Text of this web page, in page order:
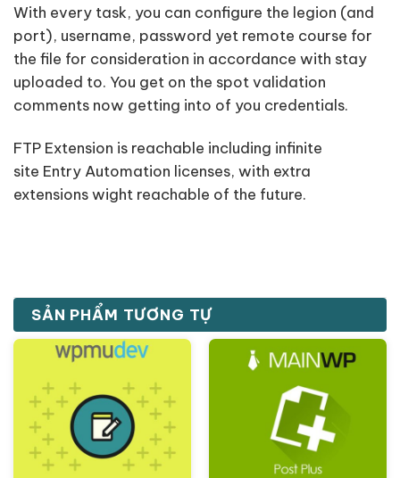
With every task, you can configure the legion (and
port), username, password yet remote course for
the file for consideration in accordance with stay
uploaded to. You get on the spot validation
comments now getting into of you credentials.
FTP Extension is reachable including infinite
site Entry Automation licenses, with extra
extensions wight reachable of the future.
SẢN PHẨM TƯƠNG TỰ
Giảm giá! Giảm giá!